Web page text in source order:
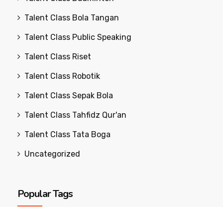
Talent Class Bola Tangan
Talent Class Public Speaking
Talent Class Riset
Talent Class Robotik
Talent Class Sepak Bola
Talent Class Tahfidz Qur'an
Talent Class Tata Boga
Uncategorized
Popular Tags